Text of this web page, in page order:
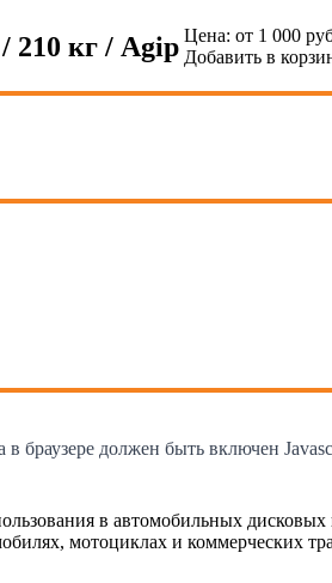
кг / Agip Цена: от 1 000
Добавить в
браузере должен быть включен
в автомобильных
мотоциклах и коммерческих